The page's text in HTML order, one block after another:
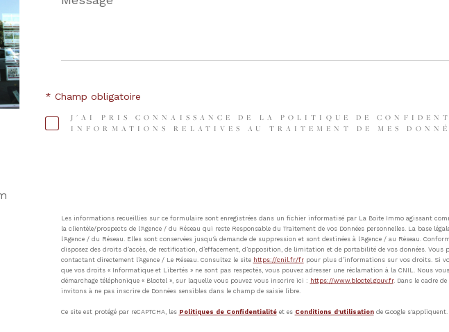
*
J'AI PRIS CONNAISSANCE DE LA POLITIQUE DE
INFORMATIONS RELATIVES AU TRAITEMENT DE MES
* Champ obligatoire
Les informations recueillies sur ce formulaire sont enregistrées dans un fichier informatisé par La Boite Immo agissant
la clientèle/prospects de l'Agence / du Réseau qui reste Responsable du Traitement de vos Données personnelles. La base
l'Agence / du Réseau. Elles sont conservées jusqu'à demande de suppression et sont destinées à l'Agence / au Réseau.
disposez des droits d’accès, de rectification, d’effacement, d’opposition, de limitation et de portabilité de vos données.
contactant directement l’Agence / Le Réseau. Consultez le site https://cnil.fr/frpour plus d’informations sur vos droits. Si
que vos droits « Informatique et Libertés » ne sont pas respectés, vous pouvez adresser une réclamation à la CNIL. Nous
démarchage téléphonique « Bloctel », sur laquelle vous pouvez vous inscrire ici : https://www.bloctel.gouv.fr. Dans le cadre
invitons à ne pas inscrire de Données sensibles dans le champ de saisie libre.
Ce site est protégé par reCAPTCHA, les Politiques de Confidentialitéet es Conditions d'utilisationde Google s'appliquent.